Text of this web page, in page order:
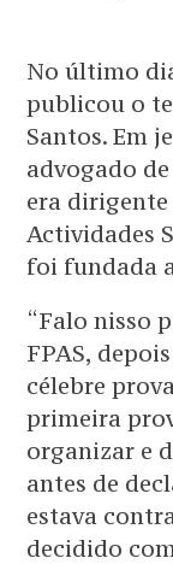
No último
publicou o
Santos. Em
advogado
era dirigente
Actividades
foi fundada
“Falo nisso
FPAS,
célebre
primeira
organizar e
antes de
estava
decidido